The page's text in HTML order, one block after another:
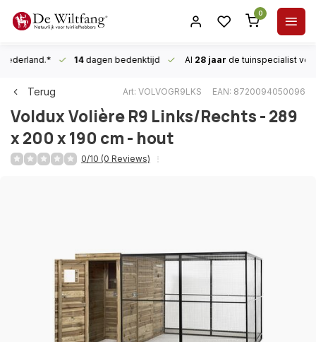
0
14dagen bedenktijd Al 28 jaar de tuinspecialist
Terug Art: VOLVOGR9LKS EAN: 8720094050096
VolduxVolière R9 Links/Rechts - 289
x 200 x 190 cm - hout
0/10 (0 Reviews)